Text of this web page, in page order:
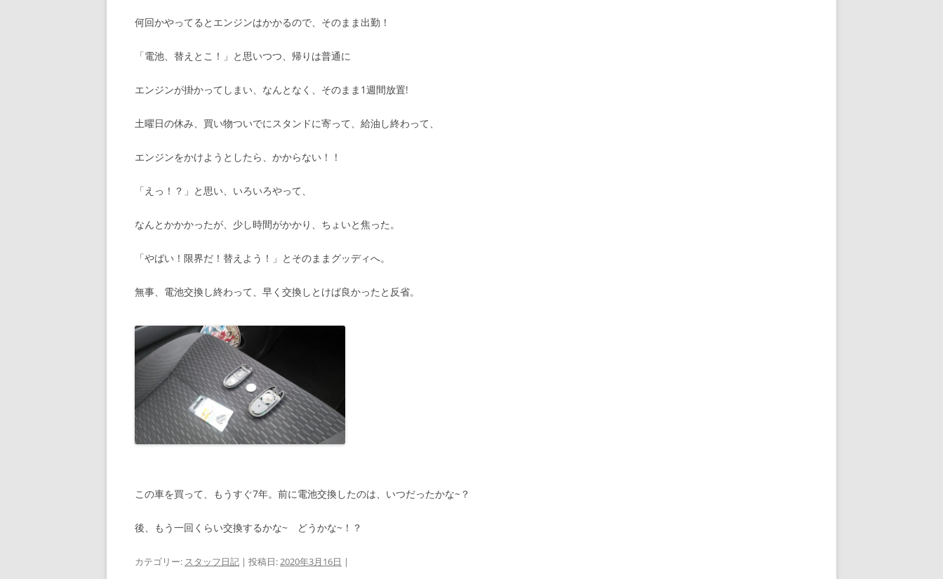
何回かやってるとエンジンはかかるので、そのまま出勤！
「電池、替えとこ！」と思いつつ、帰りは普通に
エンジンが掛かってしまい、なんとなく、そのまま1週間放置!
土曜日の休み、買い物ついでにスタンドに寄って、給油し終わって、
エンジンをかけようとしたら、かからない！！
「えっ！？」と思い、いろいろやって、
なんとかかかったが、少し時間がかかり、ちょいと焦った。
「やばい！限界だ！替えよう！」とそのままグッディへ。
無事、電池交換し終わって、早く交換しとけば良かったと反省。
この車を買って、もうすぐ7年。前に電池交換したのは、いつだったかな~？
後、もう一回くらい交換するかな~ どうかな~！？
カテゴリー: スタッフ日記 | 投稿日:2020年3月16日 |